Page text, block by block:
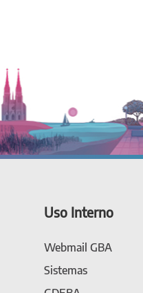
Uso Interno
Webmail GBA
Sistemas